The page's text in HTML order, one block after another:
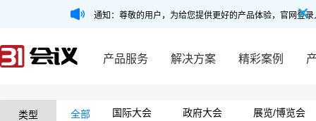
通知：尊敬的用户，为给您提供更好的产品体验，官网登
产品服务 解决方案 精彩案例
类型 全部 国际大会 政府大会
展览/博览会